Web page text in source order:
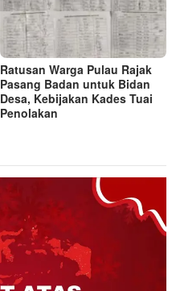
Ratusan Warga Pulau Rajak
Pasang Badan untuk Bidan
Desa, Kebijakan Kades Tuai
Penolakan